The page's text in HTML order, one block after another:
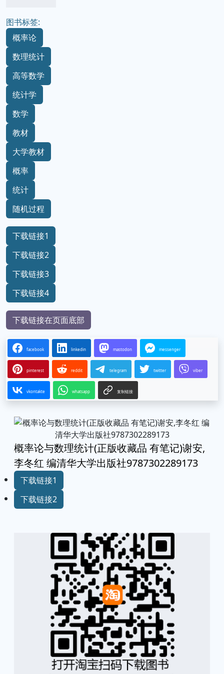
图书标签:
概率论
数理统计
高等数学
统计学
数学
教材
大学教材
概率
统计
随机过程
下载链接1
下载链接2
下载链接3
下载链接4
下载链接在页面底部
facebook linkedin mastodon messenger
pinterest reddit telegram twitter viber
vkontakte whatsapp 复制链接
概率论与数理统计(正版收藏品 有笔记)谢安,
李冬红 编清华大学出版社9787302289173
下载链接1
下载链接2